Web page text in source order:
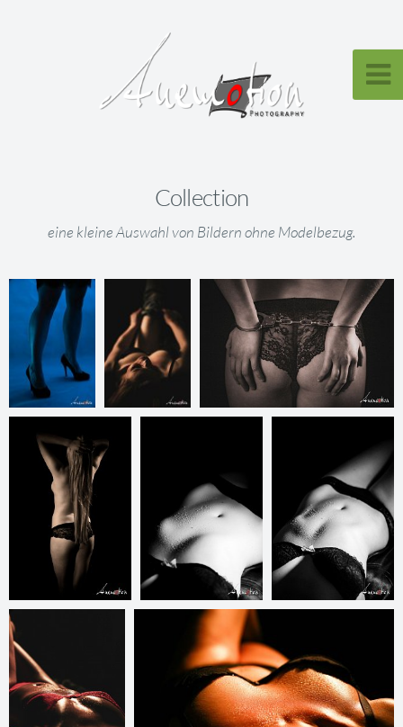
Collection
eine kleine Auswahl von Bildern ohne Modelbezug.